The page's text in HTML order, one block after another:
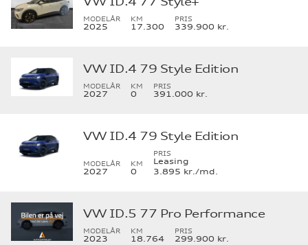
MODELÅR
2025
KM
17.300
PRIS
339.900 kr.
VW ID.4 79 Style Edition
MODELÅR
2027
KM
0
PRIS
391.000 kr.
VW ID.4 79 Style Edition
MODELÅR
2027
KM
0
PRIS
Leasing
3.895 kr./md.
VW ID.5 77 Pro Performance
MODELÅR
2023
KM
18.764
PRIS
299.900 kr.